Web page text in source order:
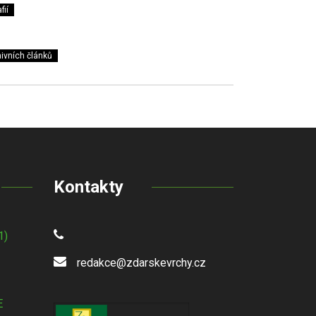
článků
Kontakty
redakce@zdarskevrchy.cz